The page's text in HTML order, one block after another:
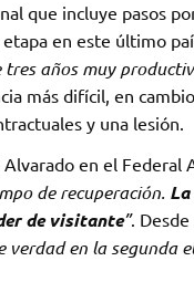
que incluye pasos
en este último
tres años muy
más difícil, en
y una lesión.
en el Federal
de recuperación.
de visitante”.
verdad en la segunda